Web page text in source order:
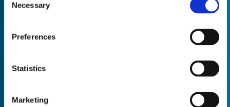
Selection
Necessary
Preferences
Statistics
Marketing
Product Name* Empty